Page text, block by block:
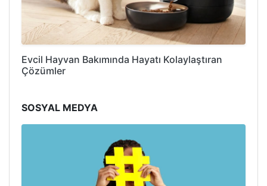
Evcil Hayvan Bakımında Hayatı Kolaylaştıran
Çözümler
SOSYAL MEDYA